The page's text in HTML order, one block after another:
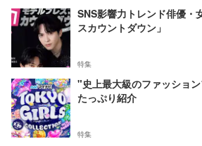
SNS影響力トレンド俳優・
スカウントダウン」
特集
"史上最大級のファッショ
たっぷり紹介
特集